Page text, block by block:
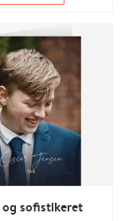
og sofistikeret